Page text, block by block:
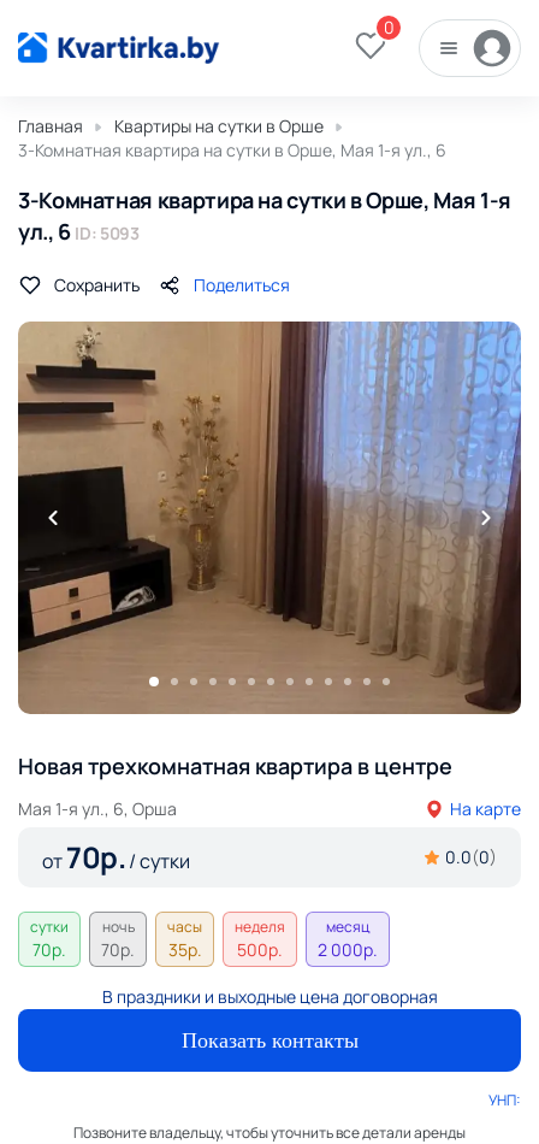
0
Главная
Квартиры на сутки в Орше
3-Комнатная квартира на сутки в Орше, Мая 1-я ул., 6
3-Комнатная квартира на сутки в Орше, Мая 1-я
ул., 6 ID: 5093
Сохранить Поделиться
Новая трехкомнатная квартира в центре
Мая 1-я ул., 6, Орша На карте
от70р./ сутки 0.0(0)
сутки
70р.
ночь
70р.
часы
35р.
неделя
500р.
месяц
2 000р.
В праздники и выходные цена договорная
Показать контакты
УНП:
Позвоните владельцу, чтобы уточнить все детали аренды